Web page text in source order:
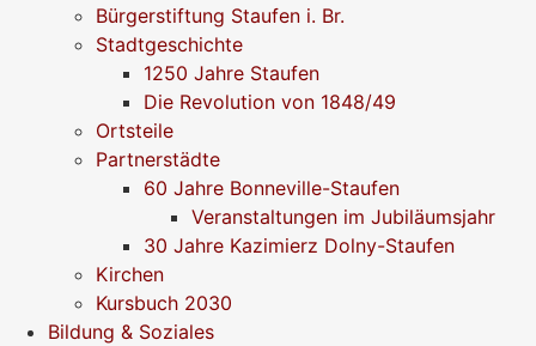
Bürgerstiftung Staufen i. Br.
Stadtgeschichte
1250 Jahre Staufen
Die Revolution von 1848/49
Ortsteile
Partnerstädte
60 Jahre Bonneville-Staufen
Veranstaltungen im Jubiläumsjahr
30 Jahre Kazimierz Dolny-Staufen
Kirchen
Kursbuch 2030
Bildung & Soziales